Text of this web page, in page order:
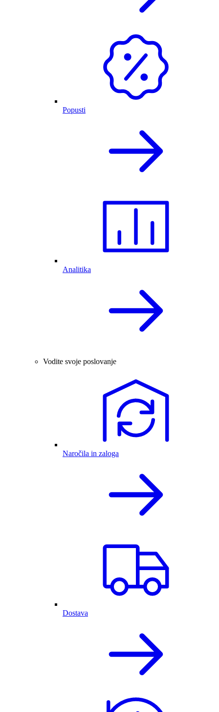
Popusti
Analitika
Vodite svoje poslovanje
Naročila in zaloga
Dostava